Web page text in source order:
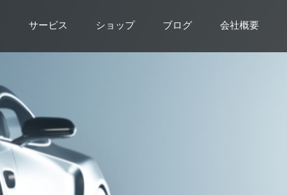
サービス ショップ ブログ 会社概要